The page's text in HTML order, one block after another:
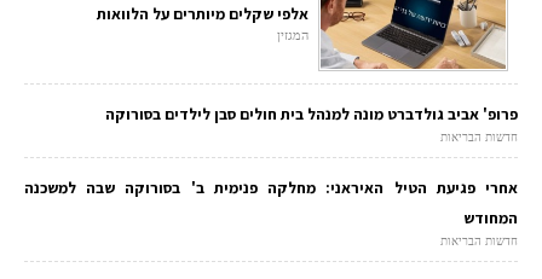
אלפי שקלים מיותרים על הלוואות
המגזין
פרופ' אביב גולדברט מונה למנהל בית חולים סבן לילדים בסורוקה
חדשות הבריאות
אחרי פגיעת הטיל האיראני: מחלקה פנימית ב' בסורוקה שבה למשכנה
המחודש
חדשות הבריאות